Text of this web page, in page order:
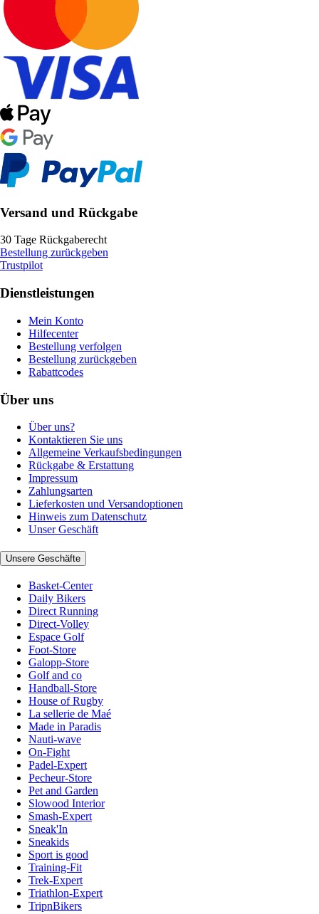
Versand und Rückgabe
30 Tage Rückgaberecht
Bestellung zurückgeben
Trustpilot
Dienstleistungen
Mein Konto
Hilfecenter
Bestellung verfolgen
Bestellung zurückgeben
Rabattcodes
Über uns
Über uns?
Kontaktieren Sie uns
Allgemeine Verkaufsbedingungen
Rückgabe & Erstattung
Impressum
Zahlungsarten
Lieferkosten und Versandoptionen
Hinweis zum Datenschutz
Unser Geschäft
Unsere Geschäfte
Basket-Center
Daily Bikers
Direct Running
Direct-Volley
Espace Golf
Foot-Store
Galopp-Store
Golf and co
Handball-Store
House of Rugby
La sellerie de Maé
Made in Paradis
Nauti-wave
On-Fight
Padel-Expert
Pecheur-Store
Pet and Garden
Slowood Interior
Smash-Expert
Sneak'In
Sneakids
Sport is good
Training-Fit
Trek-Expert
Triathlon-Expert
TripnBikers